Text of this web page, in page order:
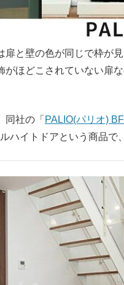
と壁の色が同じで枠が見
ほどこされていない扉
同社の「 PALIO(パリオ)
ハイトドアという商品で